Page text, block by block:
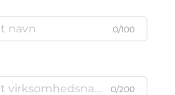
0/100
0/200